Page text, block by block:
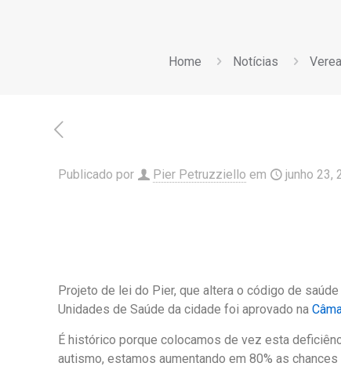
Home Notícias
Publicado por Pier Petruzziello em junho 23,
Projeto de lei do Pier, que altera o código de
Unidades de Saúde da cidade foi aprovado na
É histórico porque colocamos de vez esta
autismo, estamos aumentando em 80% as